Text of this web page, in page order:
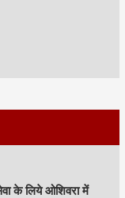
के लिये ओशिवरा में